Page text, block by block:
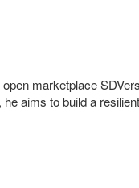
marketplace
aims to build a